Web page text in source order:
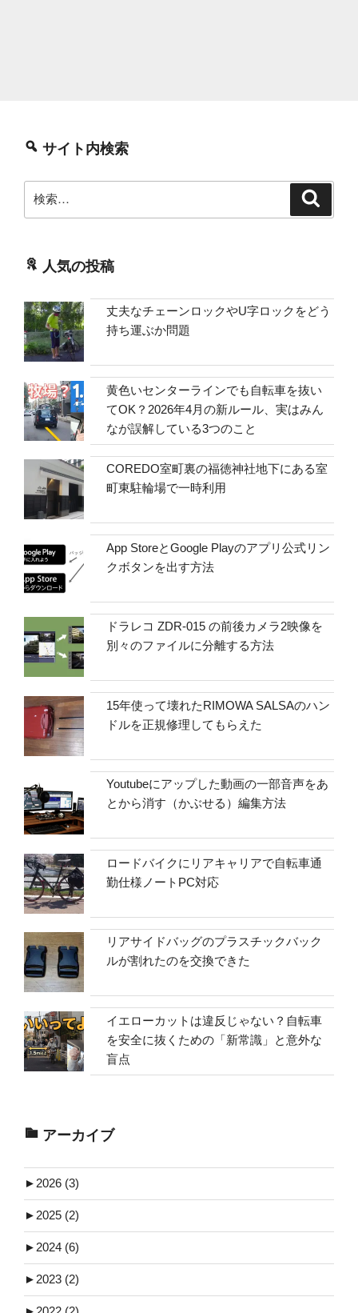
サイト内検索
索:
人気の投稿
丈夫なチェーンロックやU字ロックをどう
持ち運ぶか問題
黄色いセンターラインでも自転車を抜い
てOK？2026年4月の新ルール、実はみん
なが誤解している3つのこと
COREDO室町裏の福徳神社地下にある室
町東駐輪場で一時利用
App StoreとGoogle Playのアプリ公式リン
クボタンを出す方法
ドラレコ ZDR-015 の前後カメラ2映像を
別々のファイルに分離する方法
15年使って壊れたRIMOWA SALSAのハン
ドルを正規修理してもらえた
Youtubeにアップした動画の一部音声をあ
とから消す（かぶせる）編集方法
ロードバイクにリアキャリアで自転車通
勤仕様ノートPC対応
リアサイドバッグのプラスチックバック
ルが割れたのを交換できた
イエローカットは違反じゃない？自転車
を安全に抜くための「新常識」と意外な
盲点
アーカイブ
► 2026 (3)
► 2025 (2)
► 2024 (6)
► 2023 (2)